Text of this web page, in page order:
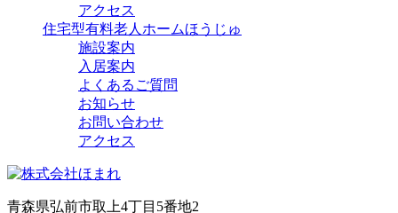
アクセス
住宅型有料老人ホームほうじゅ
施設案内
入居案内
よくあるご質問
お知らせ
お問い合わせ
アクセス
青森県弘前市取上4丁目5番地2